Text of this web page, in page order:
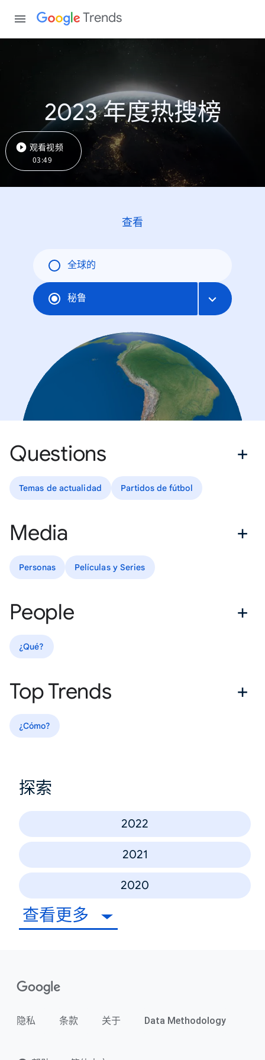
Trends
2023 年度热搜榜
观看视频
03:49
查看
全球的
秘鲁
Questions
Temas de actualidad Partidos de fútbol
Media
Personas Películas y Series
People
¿Qué?
Top Trends
¿Cómo?
探索
2022
2021
2020
查看更多
隐私 条款 关于 Data Methodology